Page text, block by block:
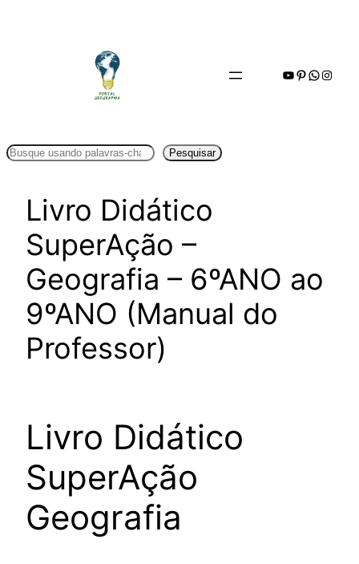
Youtube
Pinterest
Pesquisar Pesquisar
Livro Didático
SuperAção –
Geografia – 6ºANO ao
9ºANO (Manual do
Professor)
Livro Didático
SuperAção
Geografia